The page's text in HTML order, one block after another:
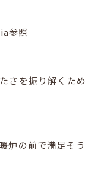
参照
さを振り解くため
炉の前で満足そう